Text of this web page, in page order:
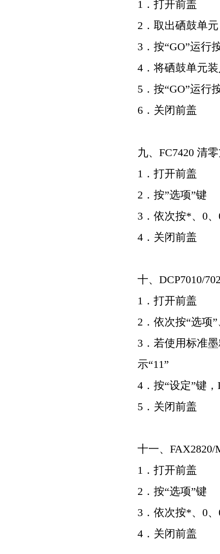
1 ．打开前盖
2 ．取出硒鼓单元
3 ．按“GO”运行
4 ．将硒鼓单元
5 ．按“GO”运行
6 ．关闭前盖
九、 FC7420 清
1 ．打开前盖
2 ．按”选项”键
3 ．依次按*、 0、
4 ．关闭前盖
十、 DCP7010/
1 ．打开前盖
2 ．依次按“选项”
3 ．若使用标准
示“11”
4 ．按“设定”键，
5 ．关闭前盖
十一、 FAX2820/
1 ．打开前盖
2 ．按“选项”键
3 ．依次按*、 0、
4 ．关闭前盖